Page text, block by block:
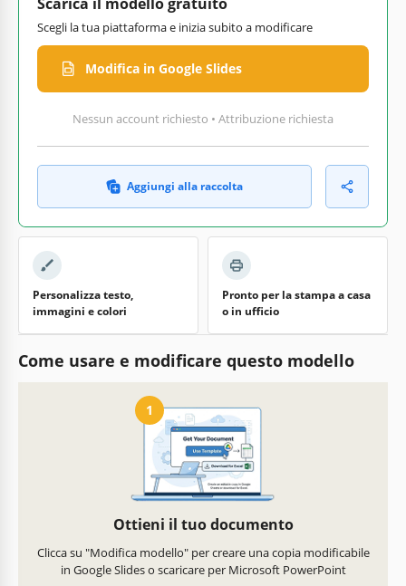
Scegli la tua piattaforma e inizia subito a modificare
Modifica in Google Slides
Nessun account richiesto • Attribuzione richiesta
Aggiungi alla raccolta
Personalizza testo,
immagini e colori
Pronto per la stampa a casa
o in ufficio
Come usare e modificare questo modello
1
Ottieni il tuo documento
Clicca su "Modifica modello" per creare una copia modificabile
in Google Slides o scaricare per Microsoft PowerPoint